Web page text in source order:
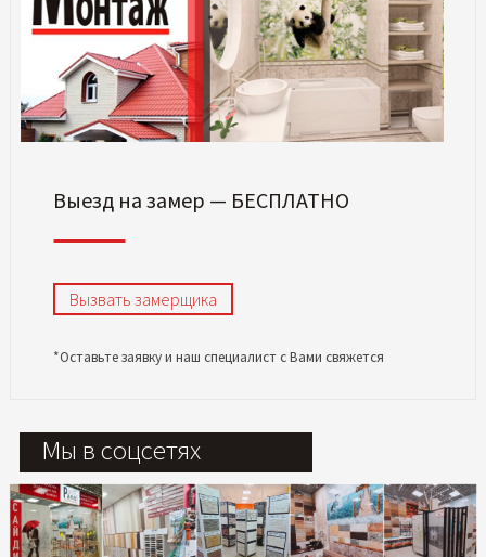
Выезд на замер — БЕСПЛАТНО
Вызвать замерщика
*Оставьте заявку и наш специалист с Вами свяжется
Мы в соцсетях